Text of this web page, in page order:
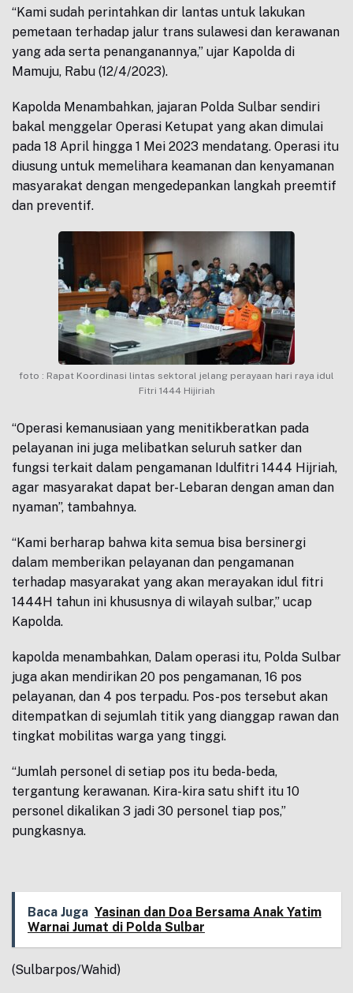
“Kami sudah perintahkan dir lantas untuk lakukan
pemetaan terhadap jalur trans sulawesi dan kerawanan
yang ada serta penanganannya,” ujar Kapolda di
Mamuju, Rabu (12/4/2023).
Kapolda Menambahkan, jajaran Polda Sulbar sendiri
bakal menggelar Operasi Ketupat yang akan dimulai
pada 18 April hingga 1 Mei 2023 mendatang. Operasi itu
diusung untuk memelihara keamanan dan kenyamanan
masyarakat dengan mengedepankan langkah preemtif
dan preventif.
foto : Rapat Koordinasi lintas sektoral jelang perayaan hari raya idul
Fitri 1444 Hijiriah
“Operasi kemanusiaan yang menitikberatkan pada
pelayanan ini juga melibatkan seluruh satker dan
fungsi terkait dalam pengamanan Idulfitri 1444 Hijriah,
agar masyarakat dapat ber-Lebaran dengan aman dan
nyaman”, tambahnya.
“Kami berharap bahwa kita semua bisa bersinergi
dalam memberikan pelayanan dan pengamanan
terhadap masyarakat yang akan merayakan idul fitri
1444H tahun ini khususnya di wilayah sulbar,” ucap
Kapolda.
kapolda menambahkan, Dalam operasi itu, Polda Sulbar
juga akan mendirikan 20 pos pengamanan, 16 pos
pelayanan, dan 4 pos terpadu. Pos-pos tersebut akan
ditempatkan di sejumlah titik yang dianggap rawan dan
tingkat mobilitas warga yang tinggi.
“Jumlah personel di setiap pos itu beda-beda,
tergantung kerawanan. Kira-kira satu shift itu 10
personel dikalikan 3 jadi 30 personel tiap pos,”
pungkasnya.
Baca Juga Yasinan dan Doa Bersama Anak Yatim
Warnai Jumat di Polda Sulbar
(Sulbarpos/Wahid)